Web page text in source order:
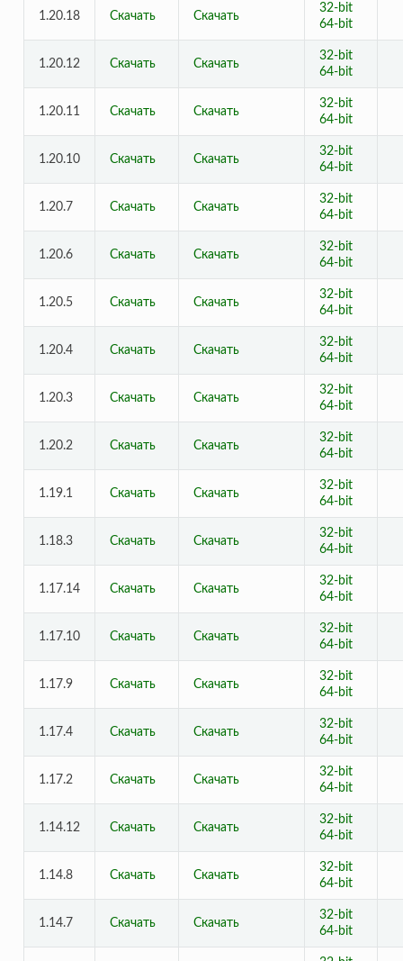
1.20.18 Скачать Скачать
32-bit
64-bit
1.20.12 Скачать Скачать
32-bit
64-bit
1.20.11 Скачать Скачать
32-bit
64-bit
1.20.10 Скачать Скачать
32-bit
64-bit
1.20.7 Скачать Скачать
32-bit
64-bit
1.20.6 Скачать Скачать
32-bit
64-bit
1.20.5 Скачать Скачать
32-bit
64-bit
1.20.4 Скачать Скачать
32-bit
64-bit
1.20.3 Скачать Скачать
32-bit
64-bit
1.20.2 Скачать Скачать
32-bit
64-bit
1.19.1 Скачать Скачать
32-bit
64-bit
1.18.3 Скачать Скачать
32-bit
64-bit
1.17.14 Скачать Скачать
32-bit
64-bit
1.17.10 Скачать Скачать
32-bit
64-bit
1.17.9 Скачать Скачать
32-bit
64-bit
1.17.4 Скачать Скачать
32-bit
64-bit
1.17.2 Скачать Скачать
32-bit
64-bit
1.14.12 Скачать Скачать
32-bit
64-bit
1.14.8 Скачать Скачать
32-bit
64-bit
1.14.7 Скачать Скачать
32-bit
64-bit